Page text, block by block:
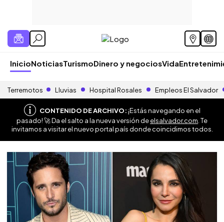
InicioNoticiasTurismoDinero y negociosVida
Terremotos Lluvias Hospital Rosales Empleos El Salvador
CONTENIDO DE ARCHIVO:¡Estás navegando en el
pasado! 🚀 Da el salto a la nueva versión deelsalvador.com . Te
invitamos a visitar el nuevo portal país donde coincidimos todos.